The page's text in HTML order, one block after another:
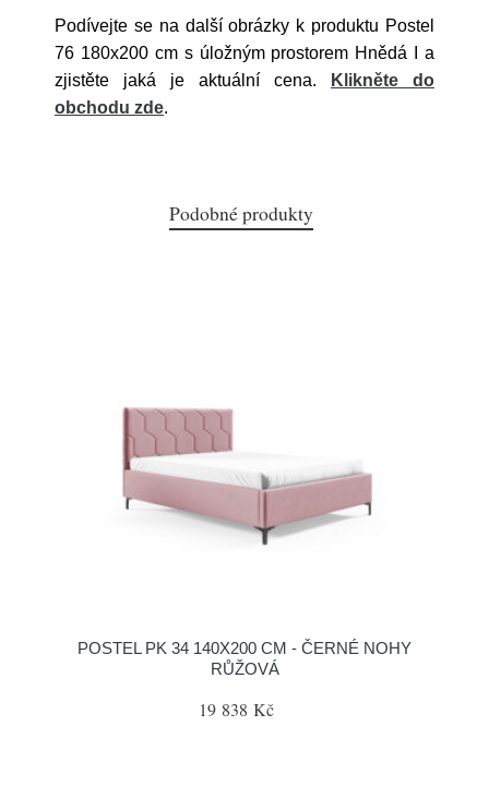
Podívejte se na další obrázky k produktu Postel
76 180x200 cm s úložným prostorem Hnědá I a
zjistěte jaká je aktuální cena.
Klikněte do
obchodu zde.
Podobné produkty
POSTEL PK 34 140X200 CM - ČERNÉ NOHY
RŮŽOVÁ
19 838 Kč